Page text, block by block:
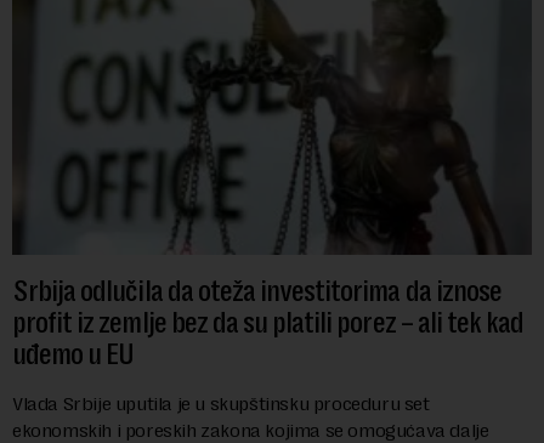
Srbija odlučila da oteža investitorima da iznose
profit iz zemlje bez da su platili porez – ali tek kad
uđemo u EU
Vlada Srbije uputila je u skupštinsku proceduru set
ekonomskih i poreskih zakona kojima se omogućava dalje